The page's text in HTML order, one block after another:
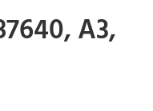
A3,